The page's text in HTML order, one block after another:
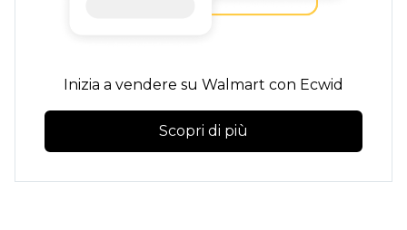
Inizia a vendere su Walmart con Ecwid
Scopri di più